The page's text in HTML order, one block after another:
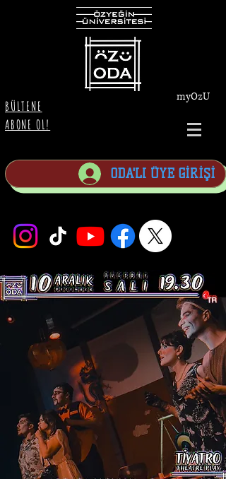
BÜLTENE
ABONE OL!
myOzU
ODA'LI ÜYE GİRİŞİ